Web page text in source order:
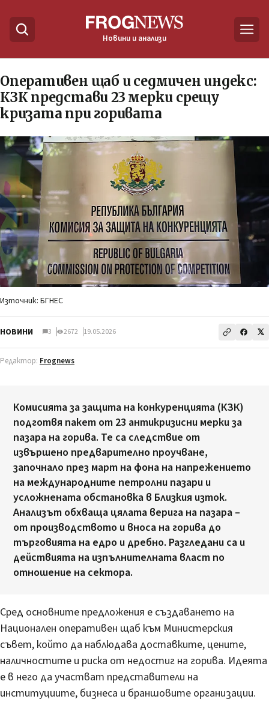
Новини и анализи
Оперативен щаб и седмичен индекс:
КЗК представи 23 мерки срещу
кризата при горивата
Източник: БГНЕС
НОВИНИ 3 2672 19.05.2026
Редактор: Frognews
Комисията за защита на конкуренцията (КЗК)
подготвя пакет от 23 антикризисни мерки за
пазара на горива. Те са следствие от
извършено предварително проучване,
започнало през март на фона на напрежението
на международните петролни пазари и
усложнената обстановка в Близкия изток.
Анализът обхваща цялата верига на пазара –
от производството и вноса на горива до
търговията на едро и дребно. Разгледани са и
действията на изпълнителната власт по
отношение на сектора.
Сред основните предложения е създаването на
Национален оперативен щаб към Министерския
съвет, който да наблюдава доставките, цените,
наличностите и риска от недостиг на горива. Идеята
е в него да участват представители на
институциите, бизнеса и браншовите организации.